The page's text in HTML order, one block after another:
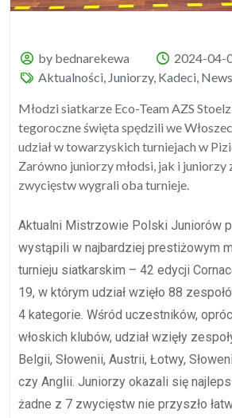
by bednarekewa
2024-04-
Aktualności, Juniorzy, Kadeci, News
Młodzi siatkarze Eco-Team AZS
tegoroczne święta spędzili we
udział w towarzyskich turniejach w
Zarówno juniorzy młodsi, jak i juniorzy
zwycięstw wygrali oba turnieje.
Aktualni Mistrzowie Polski Juniorów
wystąpili w najbardziej prestiżowym
turnieju siatkarskim – 42 edycji
19, w którym udział wzięło 88
4 kategorie. Wśród uczestników,
włoskich klubów, udział wzięły
Belgii, Słowenii, Austrii, Łotwy,
czy Anglii. Juniorzy okazali się
żadne z 7 zwycięstw nie przyszło